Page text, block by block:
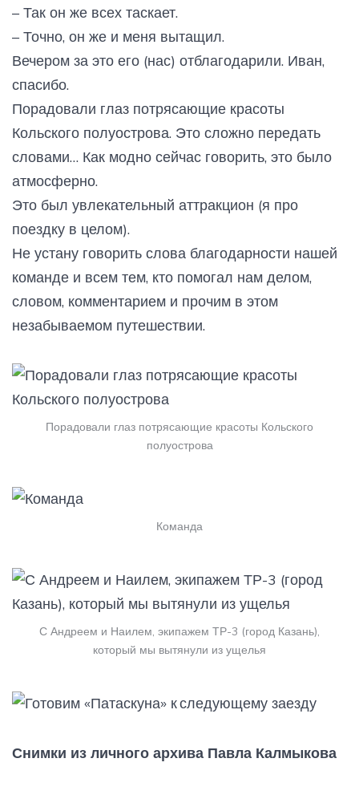
– Так он же всех таскает.
– Точно, он же и меня вытащил.
Вечером за это его (нас) отблагодарили. Иван,
спасибо.
Порадовали глаз потрясающие красоты
Кольского полуострова. Это сложно передать
словами… Как модно сейчас говорить, это было
атмосферно.
Это был увлекательный аттракцион (я про
поездку в целом).
Не устану говорить слова благодарности нашей
команде и всем тем, кто помогал нам делом,
словом, комментарием и прочим в этом
незабываемом путешествии.
Порадовали глаз потрясающие красоты Кольского
полуострова
Команда
С Андреем и Наилем, экипажем ТР-3 (город Казань),
который мы вытянули из ущелья
Снимки из личного архива Павла Калмыкова